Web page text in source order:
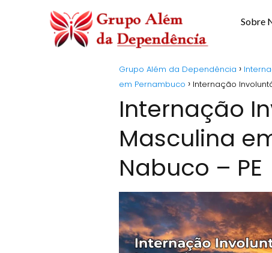
Sobre
Grupo Além da Dependência
em Pernambuco
Internação
Internação
Masculina
Nabuco – PE